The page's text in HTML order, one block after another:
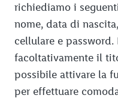
richiediamo i
nome, data di
cellulare e
facoltativamente il
possibile attivare la
per effettuare